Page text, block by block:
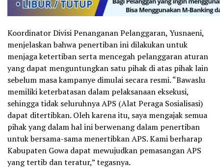
Koordinator Divisi Penanganan Pelanggaran, Yusnaeni,
menjelaskan bahwa penertiban ini dilakukan untuk
menjaga ketertiban serta mencegah pelanggaran aturan
yang dapat menguntungkan satu pihak di atas pihak lain
sebelum masa kampanye dimulai secara resmi. “Bawaslu
memiliki keterbatasan dalam pelaksanaan eksekusi,
sehingga tidak seluruhnya APS (Alat Peraga Sosialisasi)
dapat ditertibkan. Oleh karena itu, saya mengajak semua
pihak yang dalam hal ini berwenang dalam penertiban
untuk bersama-sama menertibkan APS. Kami berharap
Kabupaten Gowa dapat mewujudkan pemasangan APS
yang tertib dan teratur,” tegasnya.